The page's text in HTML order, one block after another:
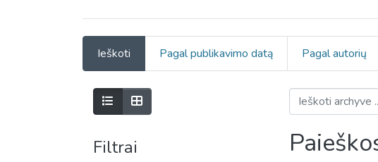
Ieškoti Pagal publikavimo datą Pagal autorių
Filtrai